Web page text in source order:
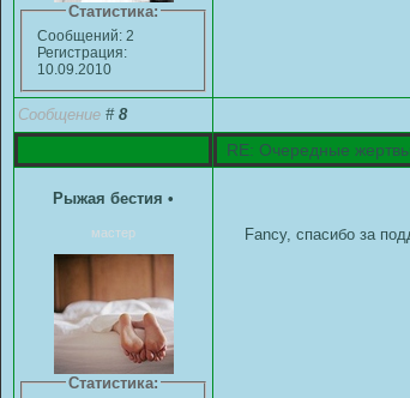
Статистика:
Сообщений: 2
Регистрация:
10.09.2010
Сообщение # 8
RE: Очередные жертвы
Рыжая бестия •
мастер
Статистика:
Fancy, спасибо за